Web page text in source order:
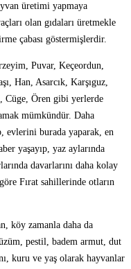
üretimi yapmaya
olan gıdaları üretmekle
çabası göstermişlerdir.
Puvar, Keçeordun,
Han, Asarcık, Karşıguz,
Cüge, Ören gibi yerlerde
mümkündür. Daha
evlerini burada yaparak, en
yaşayıp, yaz aylarında
davarlarını daha kolay
Fırat sahillerinde otların
köy zamanla daha da
pestil, badem armut, dut
kuru ve yaş olarak hayvanlar